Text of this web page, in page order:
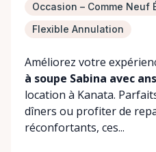
Occasion – Comme Neuf
Flexible Annulation
Améliorez votre
à soupe Sabina avec
location à Kanata.
dîners ou profiter de
réconfortants, ces...